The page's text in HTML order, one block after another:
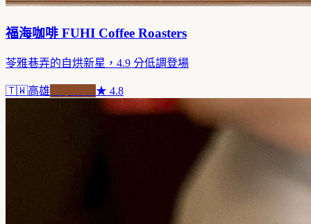
福海咖啡 FUHI Coffee Roasters
苓雅巷弄的自烘新星，4.9 分低調登場
🇹🇼高雄 ★ 4.8